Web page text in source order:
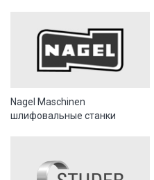
Nagel Maschinen
шлифовальные станки